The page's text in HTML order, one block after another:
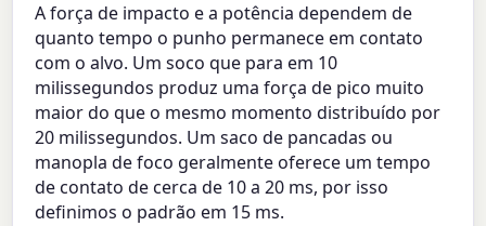
A força de impacto e a potência dependem de
quanto tempo o punho permanece em contato
com o alvo. Um soco que para em 10
milissegundos produz uma força de pico muito
maior do que o mesmo momento distribuído por
20 milissegundos. Um saco de pancadas ou
manopla de foco geralmente oferece um tempo
de contato de cerca de 10 a 20 ms, por isso
definimos o padrão em 15 ms.